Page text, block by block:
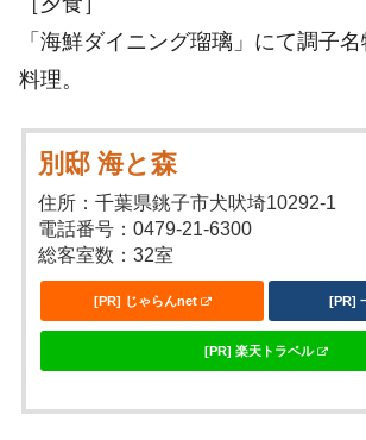
「海鮮ダイニング瑠璃」にて調子
料理。
別邸 海と森
住所：千葉県銚子市犬吠埼10292-1
電話番号：0479-21-6300
総客室数：32室
[PR] じゃらんnet [PR]
[PR] 楽天トラベル